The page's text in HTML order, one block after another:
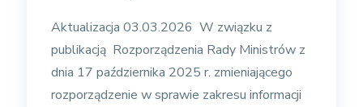
Aktualizacja 03.03.2026 W związku z
publikacją Rozporządzenia Rady Ministrów z
dnia 17 października 2025 r. zmieniającego
rozporządzenie w sprawie zakresu informacji